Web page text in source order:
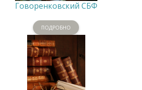
Говоренковский СБФ
ПОДРОБНО